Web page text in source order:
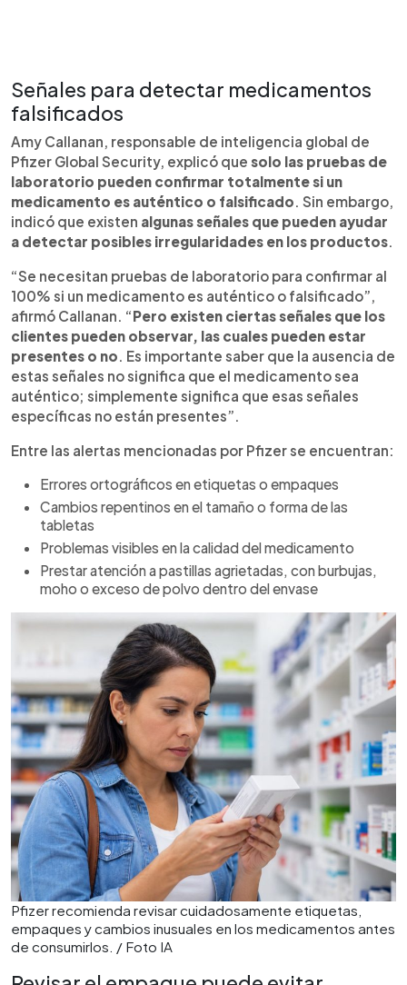
Señales para detectar medicamentos
falsificados
Amy Callanan, responsable de inteligencia global de
Pfizer Global Security, explicó que solo las pruebas de
laboratorio pueden confirmar totalmente si un
medicamento es auténtico o falsificado. Sin embargo,
indicó que existen algunas señales que pueden ayudar
a detectar posibles irregularidades en los productos.
“Se necesitan pruebas de laboratorio para confirmar al
100% si un medicamento es auténtico o falsificado”,
afirmó Callanan. “Pero existen ciertas señales que los
clientes pueden observar, las cuales pueden estar
presentes o no. Es importante saber que la ausencia de
estas señales no significa que el medicamento sea
auténtico; simplemente significa que esas señales
específicas no están presentes”.
Entre las alertas mencionadas por Pfizer se encuentran:
Errores ortográficos en etiquetas o empaques
Cambios repentinos en el tamaño o forma de las
tabletas
Problemas visibles en la calidad del medicamento
Prestar atención a pastillas agrietadas, con burbujas,
moho o exceso de polvo dentro del envase
Pfizer recomienda revisar cuidadosamente etiquetas,
empaques y cambios inusuales en los medicamentos antes
de consumirlos. / Foto IA